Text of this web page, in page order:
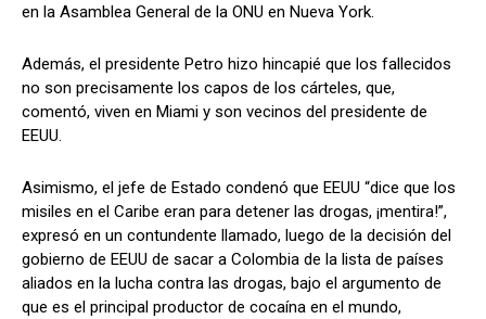
en la Asamblea General de la ONU en Nueva York.
Además, el presidente Petro hizo hincapié que los fallecidos
no son precisamente los capos de los cárteles, que,
comentó, viven en Miami y son vecinos del presidente de
EEUU.
Asimismo, el jefe de Estado condenó que EEUU “dice que los
misiles en el Caribe eran para detener las drogas, ¡mentira!”,
expresó en un contundente llamado, luego de la decisión del
gobierno de EEUU de sacar a Colombia de la lista de países
aliados en la lucha contra las drogas, bajo el argumento de
que es el principal productor de cocaína en el mundo,